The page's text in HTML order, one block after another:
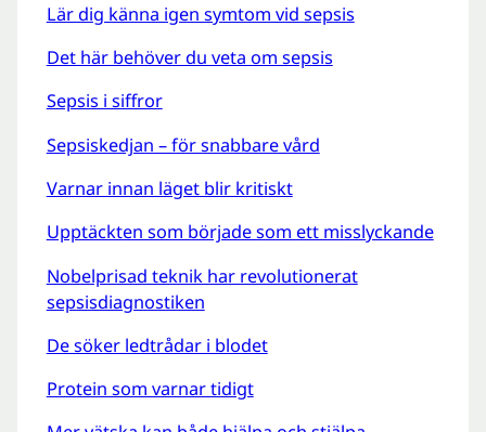
Lär dig känna igen symtom vid sepsis
Det här behöver du veta om sepsis
Sepsis i siffror
Sepsiskedjan – för snabbare vård
Varnar innan läget blir kritiskt
Upptäckten som började som ett misslyckande
Nobelprisad teknik har revolutionerat
sepsisdiagnostiken
De söker ledtrådar i blodet
Protein som varnar tidigt